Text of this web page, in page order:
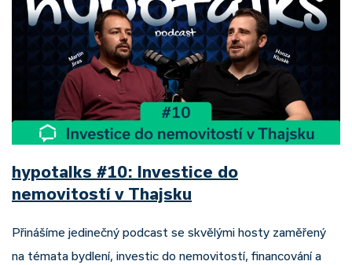
hypotalks #10: Investice do
nemovitostí v Thajsku
Přinášíme jedinečný podcast se skvělými hosty zaměřený
na témata bydlení, investic do nemovitostí, financování a